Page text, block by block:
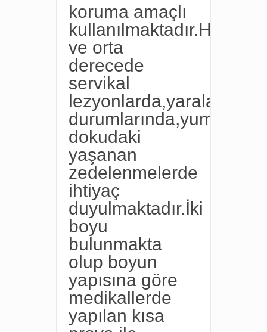
koruma amaçlı
kullanılmaktadır.Hafif
ve orta
derecede
servikal
lezyonlarda,yaralanma
durumlarında,yumuşak
dokudaki
yaşanan
zedelenmelerde
ihtiyaç
duyulmaktadır.İki
boyu
bulunmakta
olup boyun
yapısına göre
medikallerde
yapılan kısa